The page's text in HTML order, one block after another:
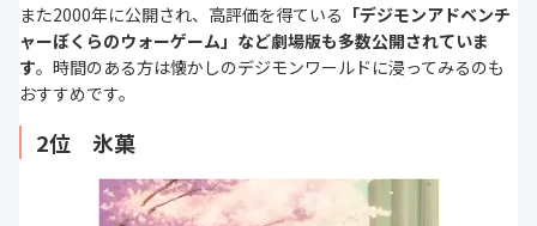
また2000年に公開され、高評価を得ている 「デジモンアドベンチ
ャーぼくらのウォーゲーム」など劇場版も多数公開されていま
す。時間のある方は懐かしのデジモンワールドに浸ってみるのも
おすすめです。
2位 氷菓